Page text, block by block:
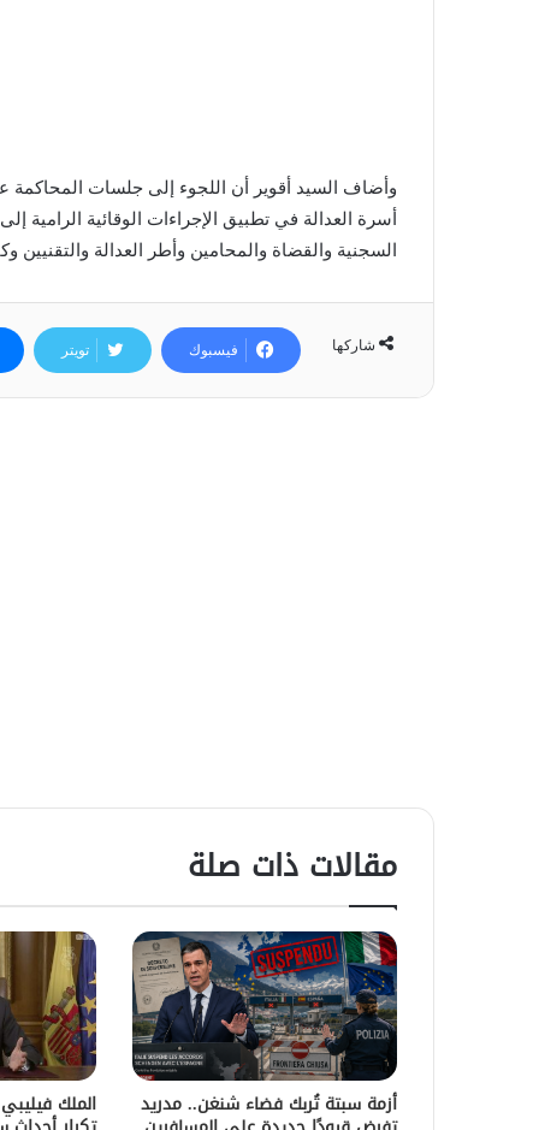
وأضاف السيد أقوير أن اللجوء إلى جلسات
أسرة العدالة في تطبيق الإجراءات الوقائية
السجنية والقضاة والمحامين وأطر العدالة والتقنيين
شاركها فيسبوك تويتر
مقالات ذات صلة
أزمة سبتة تُربك فضاء شنغن.. مدريد الملك